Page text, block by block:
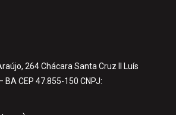
264 Chácara Santa Cruz II Luís
BA CEP 47.855-150 CNPJ: